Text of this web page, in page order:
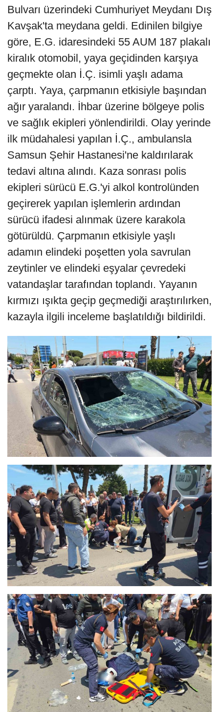
Bulvarı üzerindeki Cumhuriyet Meydanı Dış
Kavşak'ta meydana geldi. Edinilen bilgiye
göre, E.G. idaresindeki 55 AUM 187 plakalı
kiralık otomobil, yaya geçidinden karşıya
geçmekte olan İ.Ç. isimli yaşlı adama
çarptı. Yaya, çarpmanın etkisiyle başından
ağır yaralandı. İhbar üzerine bölgeye polis
ve sağlık ekipleri yönlendirildi. Olay yerinde
ilk müdahalesi yapılan İ.Ç., ambulansla
Samsun Şehir Hastanesi'ne kaldırılarak
tedavi altına alındı. Kaza sonrası polis
ekipleri sürücü E.G.'yi alkol kontrolünden
geçirerek yapılan işlemlerin ardından
sürücü ifadesi alınmak üzere karakola
götürüldü. Çarpmanın etkisiyle yaşlı
adamın elindeki poşetten yola savrulan
zeytinler ve elindeki eşyalar çevredeki
vatandaşlar tarafından toplandı. Yayanın
kırmızı ışıkta geçip geçmediği araştırılırken,
kazayla ilgili inceleme başlatıldığı bildirildi.